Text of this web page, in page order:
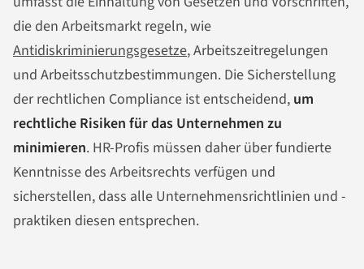
die den Arbeitsmarkt regeln, wie
Antidiskriminierungsgesetze, Arbeitszeitregelungen
und Arbeitsschutzbestimmungen. Die Sicherstellung
der rechtlichen Compliance ist entscheidend, um
rechtliche Risiken für das Unternehmen zu
minimieren. HR-Profis müssen daher über fundierte
Kenntnisse des Arbeitsrechts verfügen und
sicherstellen, dass alle Unternehmensrichtlinien und -
praktiken diesen entsprechen.